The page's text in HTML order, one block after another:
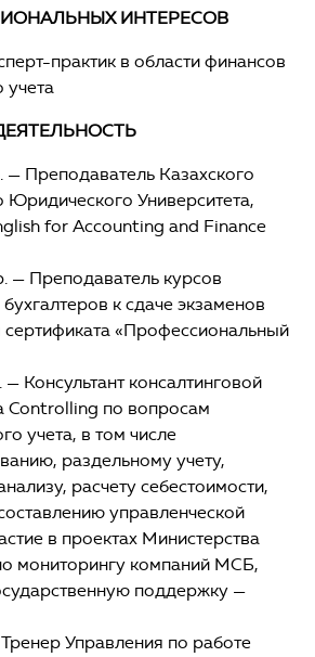
ИНТЕРЕСОВ
практик в области финансов
учета
— Преподаватель Казахского
Юридического Университета,
for Accounting and Finance
— Преподаватель курсов
к сдаче экзаменов
сертификата «Профессиональный
— Консультант консалтинговой
Controlling по вопросам
учета, в том числе
раздельному учету,
расчету себестоимости,
управленческой
в проектах Министерства
мониторингу компаний МСБ,
поддержку —
Управления по работе